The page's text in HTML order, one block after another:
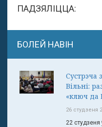
ПАДЗЯЛІЦЦА:
БОЛЕЙ НАВІН
Вільні:
«ключ да
26 студзеня
22 студзеня